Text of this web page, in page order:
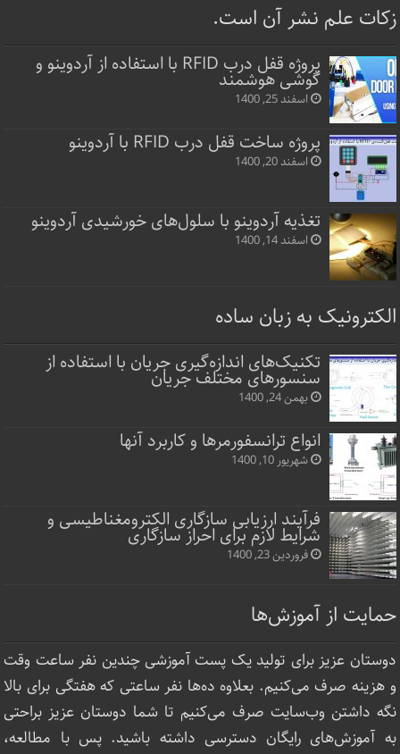
زکات علم نشر آن است.
پروژه قفل‌ درب RFID با استفاده از آردوینو و
گوشی هوشمند
اسفند 25, 1400
پروژه ساخت قفل‌ درب RFID با آردوینو
اسفند 20, 1400
تغذیه آردوینو با سلول‌های خورشیدی آردوینو
اسفند 14, 1400
الکترونیک به زبان ساده
تکنیک‌های اندازه‌گیری جریان با استفاده از
سنسورهای مختلف جریان
بهمن 24, 1400
انواع ترانسفورمرها و کاربرد آنها
شهریور 10, 1400
فرآیند ارزیابی سازگاری الکترومغناطیسی و
شرایط لازم برای احراز سازگاری
فروردین 23, 1400
حمایت از آموزش‌ها
دوستان عزیز برای تولید یک پست آموزشی چندین نفر ساعت‌ وقت
و هزینه صرف می‌کنیم. بعلاوه ده‌ها نفر ساعتی که هفتگی برای بالا
نگه داشتن وب‌سایت صرف ‌می‌کنیم تا شما دوستان عزیز براحتی
به آموزش‌های رایگان دسترسی داشته باشید. پس با مطالعه،